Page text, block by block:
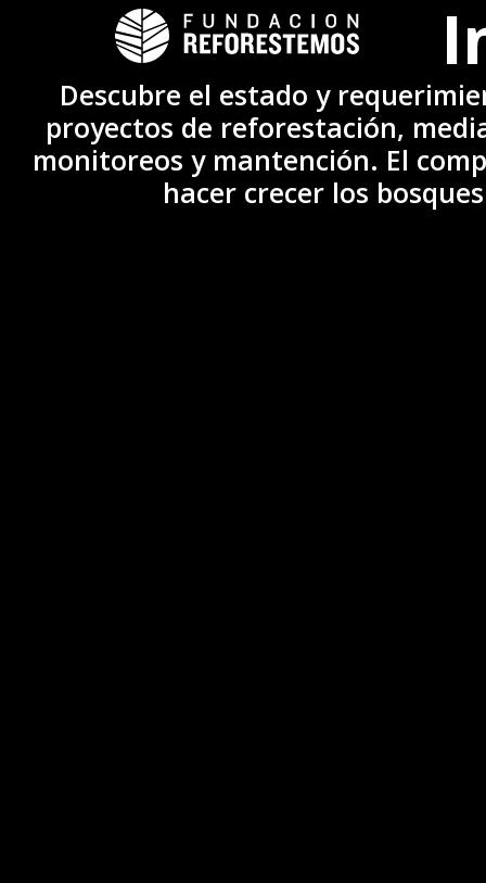
Descubre el estado y
proyectos de reforestación,
monitoreos y mantención. El
hacer crecer los